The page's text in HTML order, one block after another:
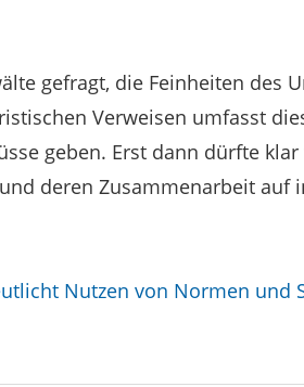
gefragt, die Feinheiten des
Verweisen umfasst
geben. Erst dann dürfte
deren Zusammenarbeit auf
Nutzen von Normen und